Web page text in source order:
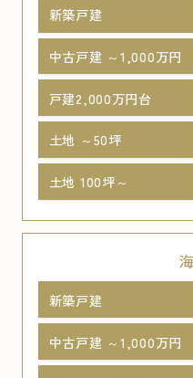
新築戸建
中古戸建 ～1,000万円
戸建2,000万円台
土地 ～50坪
土地 100坪～
新築戸建
中古戸建 ～1,000万円